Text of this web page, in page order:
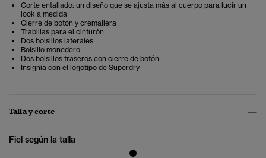
Corte entallado: un diseño que se ajusta más al cuerpo para lucir un
look a medida
Cierre de botón y cremallera
Trabillas para el cinturón
Dos bolsillos laterales
Bolsillo monedero
Dos bolsillos traseros con cierre de botón
Insignia con el logotipo de Superdry
Talla y corte
Fiel según la talla